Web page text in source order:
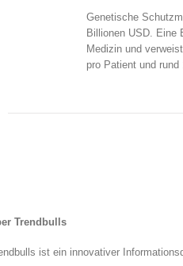
Genetische
Billionen USD. Eine
Medizin und
pro Patient und
Trendbulls
ist ein innovativer